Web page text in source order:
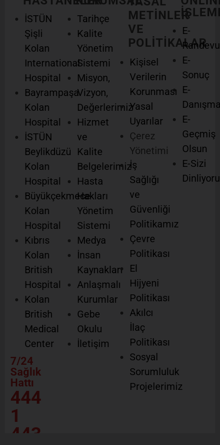
İSTÜN
Şişli
Kolan
International
Hospital
Bayrampaşa
Kolan
Hospital
İSTÜN
Beylikdüzü
Kolan
Hospital
Büyükçekmece
Kolan
Hospital
Kıbrıs
Kolan
British
Hospital
Kolan
British
Medical
Center
7/24
Sağlık
Hattı
444
1
443
Tarihçe
Kalite
Yönetim
Sistemi
Misyon,
Vizyon,
Değerlerimiz
Hizmet
ve
Kalite
Belgelerimiz
Hasta
Hakları
Yönetim
Sistemi
Medya
İnsan
Kaynakları
Anlaşmalı
Kurumlar
Gebe
Okulu
İletişim
METİNLER
VE
POLİTİKALAR
Kişisel
Verilerin
Korunması
Yasal
Uyarılar
Çerez
Yönetimi
İş
Sağlığı
ve
Güvenliği
Politikamız
Çevre
Politikası
El
Hijyeni
Politikası
Akılcı
İlaç
Politikası
Sosyal
Sorumluluk
Projelerimiz
E-
Randevu
E-
Sonuç
E-
E-
Geçmiş
Olsun
E-Sizi